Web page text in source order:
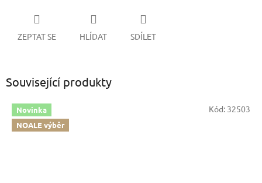
ZEPTAT SE HLÍDAT SDÍLET
Související produkty
Novinka
NOALE výběr
Kód: 32503